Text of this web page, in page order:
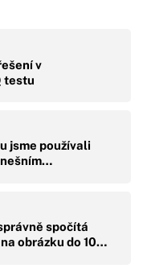
v
testu
jsme používali
spočítá
obrázku do 10…